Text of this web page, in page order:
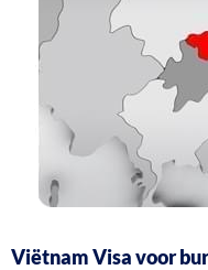
Viëtnam Visa voor